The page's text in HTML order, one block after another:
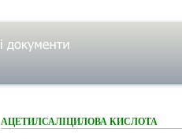
АЦЕТИЛСАЛІЦИЛОВА КИСЛОТА